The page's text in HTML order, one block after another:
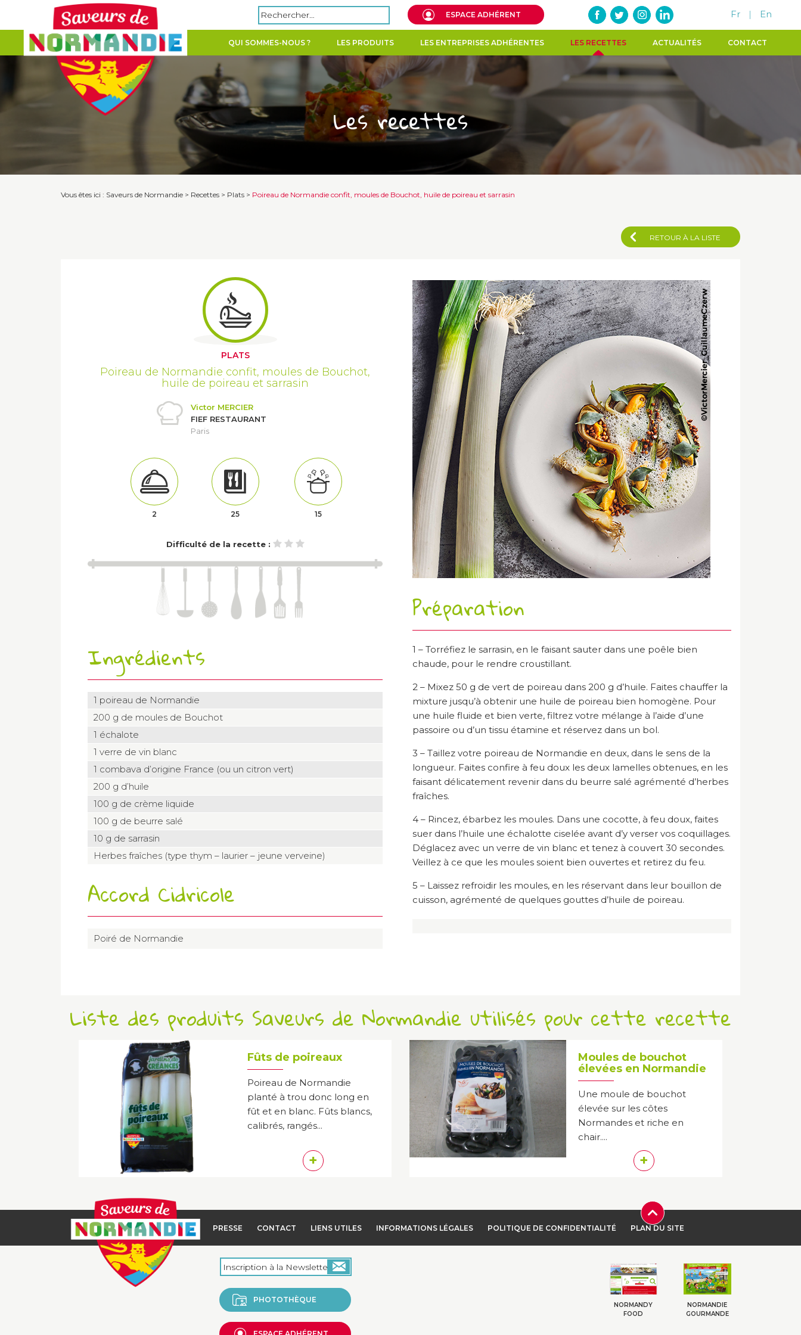
Rechercher : ESPACE ADHÉRENT Fr | En
QUI SOMMES-NOUS ? LES PRODUITS LES ENTREPRISES ADHÉRENTES LES RECETTES ACTUALITÉS CONTACT
Les recettes
Vous êtes ici : Saveurs de Normandie > Recettes > Plats > Poireau de Normandie confit, moules de Bouchot, huile de poireau et sarrasin
RETOUR À LA LISTE
PLATS
Poireau de Normandie confit, moules de Bouchot,
huile de poireau et sarrasin
Victor MERCIER
FIEF RESTAURANT
Paris
2 25 15
Difficulté de la recette :
Ingrédients
1 poireau de Normandie
200 g de moules de Bouchot
1 échalote
1 verre de vin blanc
1 combava d’origine France (ou un citron vert)
200 g d’huile
100 g de crème liquide
100 g de beurre salé
10 g de sarrasin
Herbes fraîches (type thym – laurier – jeune verveine)
Accord Cidricole
Poiré de Normandie
Préparation
1 – Torréfiez le sarrasin, en le faisant sauter dans une poêle bien
chaude, pour le rendre croustillant.
2 – Mixez 50 g de vert de poireau dans 200 g d’huile. Faites chauffer la
mixture jusqu’à obtenir une huile de poireau bien homogène. Pour
une huile fluide et bien verte, filtrez votre mélange à l’aide d’une
passoire ou d’un tissu étamine et réservez dans un bol.
3 – Taillez votre poireau de Normandie en deux, dans le sens de la
longueur. Faites confire à feu doux les deux lamelles obtenues, en les
faisant délicatement revenir dans du beurre salé agrémenté d’herbes
fraîches.
4 – Rincez, ébarbez les moules. Dans une cocotte, à feu doux, faites
suer dans l’huile une échalotte ciselée avant d’y verser vos coquillages.
Déglacez avec un verre de vin blanc et tenez à couvert 30 secondes.
Veillez à ce que les moules soient bien ouvertes et retirez du feu.
5 – Laissez refroidir les moules, en les réservant dans leur bouillon de
cuisson, agrémenté de quelques gouttes d’huile de poireau.
Liste des produits Saveurs de Normandie utilisés pour cette recette
Fûts de poireaux
Poireau de Normandie
planté à trou donc long en
fût et en blanc. Fûts blancs,
calibrés, rangés...
+
Moules de bouchot
élevées en Normandie
Une moule de bouchot
élevée sur les côtes
Normandes et riche en
chair....
+
PRESSE CONTACT LIENS UTILES INFORMATIONS LÉGALES POLITIQUE DE CONFIDENTIALITÉ PLAN DU SITE
PHOTOTHÈQUE
NORMANDY
FOOD
NORMANDIE
GOURMANDE
Panneau de gestion des cookies